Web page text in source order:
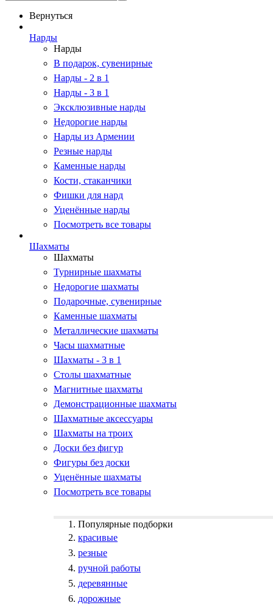
Вернуться
Нарды
Нарды
В подарок, сувенирные
Нарды - 2 в 1
Нарды - 3 в 1
Эксклюзивные нарды
Недорогие нарды
Нарды из Армении
Резные нарды
Каменные нарды
Кости, стаканчики
Фишки для нард
Уценённые нарды
Посмотреть все товары
Шахматы
Шахматы
Турнирные шахматы
Недорогие шахматы
Подарочные, сувенирные
Каменные шахматы
Металлические шахматы
Часы шахматные
Шахматы - 3 в 1
Столы шахматные
Магнитные шахматы
Демонстрационные шахматы
Шахматные аксессуары
Шахматы на троих
Доски без фигур
Фигуры без доски
Уценённые шахматы
Посмотреть все товары
Популярные подборки
красивые
резные
ручной работы
деревянные
дорожные